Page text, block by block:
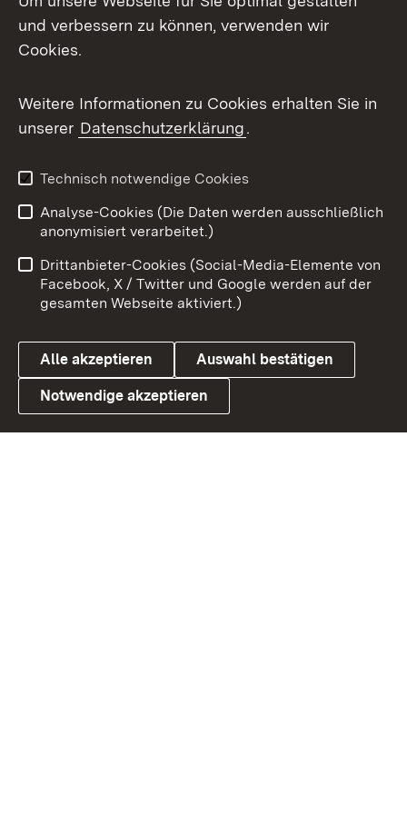
Facebook
X / Twitter
Youtube
Link zum Landesportal
Impressum
Kontakt
Barrierefreiheit
Datenschutz
Cookies
und verbessern zu können, verwenden wir
Cookies.
Weitere Informationen zu Cookies erhalten Sie in
unserer Datenschutzerklärung.
Technisch notwendige Cookies
Analyse-Cookies (Die Daten werden ausschließlich
anonymisiert verarbeitet.)
Drittanbieter-Cookies (Social-Media-Elemente von
Facebook, X / Twitter und Google werden auf der
gesamten Webseite aktiviert.)
Alle akzeptieren Auswahl bestätigen
Notwendige akzeptieren